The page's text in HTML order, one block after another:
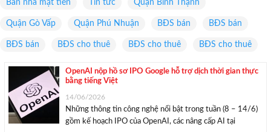
Bán nhà mặt tiền Tin tức Quận Bình Thạnh
Quận Gò Vấp Quận Phú Nhuận BĐS bán BĐS bán
BĐS bán BĐS cho thuê BĐS cho thuê BĐS cho thuê
OpenAI nộp hồ sơ IPO Google hỗ trợ dịch thời gian thực
bằng tiếng Việt
14/06/2026
Những thông tin công nghệ nổi bật trong tuần (8 – 14/6)
gồm kế hoạch IPO của OpenAI, các nâng cấp AI tại